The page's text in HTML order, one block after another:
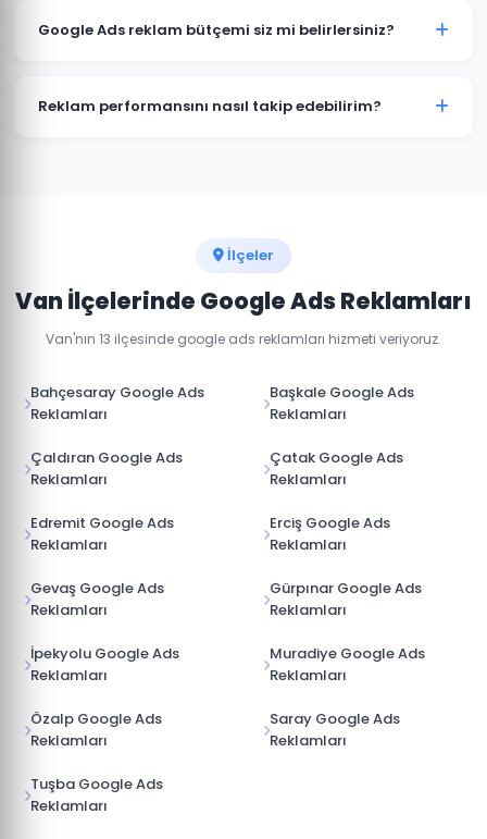
tıklamaları ve dönüşümleri genellikle kampanya
Google Ads reklam bütçemi siz mi belirlersiniz?
bütçe önerisi sunuyoruz. Son karar her zaman sizindir.
Reklam performansını nasıl takip edebilirim?
İlçeler
Van İlçelerinde Google Ads Reklamları
Van'nın 13 ilçesinde google ads reklamları hizmeti veriyoruz.
Bahçesaray Google Ads
Reklamları
Başkale Google Ads
Reklamları
Çaldıran Google Ads
Reklamları
Çatak Google Ads
Reklamları
Edremit Google Ads
Reklamları
Erciş Google Ads
Reklamları
Gevaş Google Ads
Reklamları
Gürpınar Google Ads
Reklamları
İpekyolu Google Ads
Reklamları
Muradiye Google Ads
Reklamları
Özalp Google Ads
Reklamları
Saray Google Ads
Reklamları
Tuşba Google Ads
Reklamları